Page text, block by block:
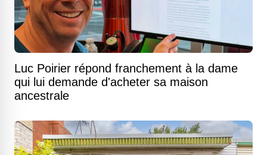
Luc Poirier répond franchement à la dame
qui lui demande d'acheter sa maison
ancestrale